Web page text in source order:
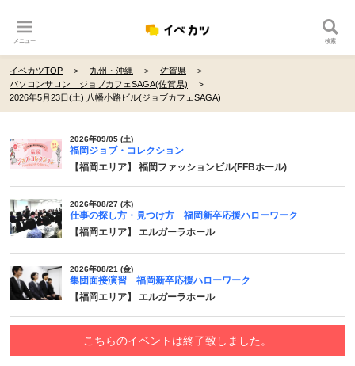
メニュー 検索
イベカツTOP 九州・沖縄
佐賀県
パソコンサロン ジョブカフェSAGA(佐賀県)
2026年5月23日(土) 八幡小路ビル(ジョブカフェSAGA)
2026年09/05 (土)
福岡ジョブ・コレクション
【福岡エリア】 福岡ファッションビル(FFBホール)
2026年08/27 (木)
仕事の探し方・見つけ方 福岡新卒応援ハローワーク
【福岡エリア】 エルガーラホール
2026年08/21 (金)
集団面接演習 福岡新卒応援ハローワーク
【福岡エリア】 エルガーラホール
こちらのイベントは終了致しました。